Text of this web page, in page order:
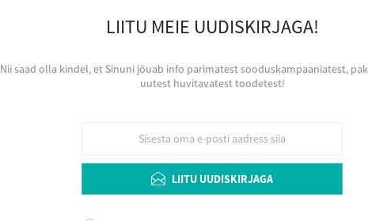
Tootja
VÄRSKA ORIGINAAL AS
Maht (L)
0,33
LIITU MEIE UUDISKIRJAGA!
Nii saad olla kindel, et Sinuni jõuab info parimatest sooduskampaaniatest,
uutest huvitavatest toodetest!
LIITU UUDISKIRJAGA